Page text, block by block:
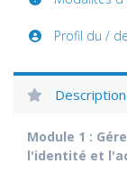
Profil du /
Description
Module 1 :
l'identité et